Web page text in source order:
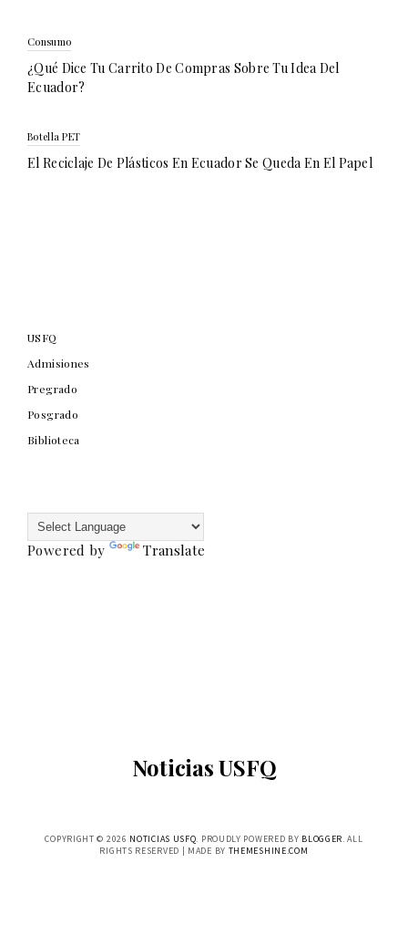
Consumo
¿Qué Dice Tu Carrito De Compras Sobre Tu Idea Del
Ecuador?
Botella PET
El Reciclaje De Plásticos En Ecuador Se Queda En El Papel
USFQ
Admisiones
Pregrado
Posgrado
Biblioteca
Powered by Translate
Noticias USFQ
COPYRIGHT © 2026 NOTICIAS USFQ. PROUDLY POWERED BY BLOGGER. ALL
RIGHTS RESERVED | MADE BY THEMESHINE.COM